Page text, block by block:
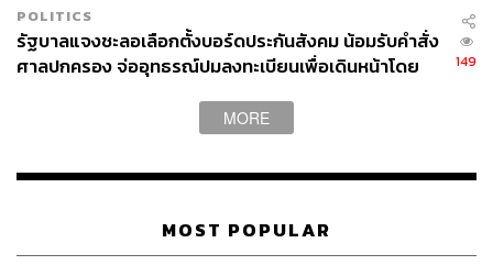
POLITICS
รัฐบาลแจงชะลอเลือกตั้งบอร์ดประกันสังคม น้อมรับคำสั่ง
ศาลปกครอง จ่ออุทธรณ์ปมลงทะเบียนเพื่อเดินหน้าโดย
149
MORE
MOST POPULAR